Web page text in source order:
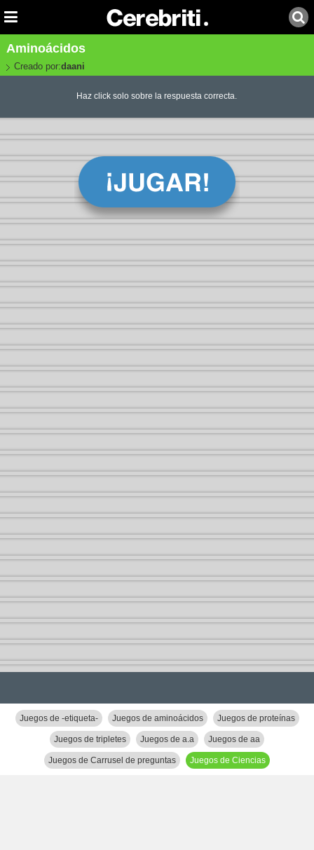
Aminoácidos
Creado por:daani
Haz click solo sobre la respuesta correcta.
Juegos de -etiqueta- Juegos de aminoácidos Juegos de proteínas
Juegos de tripletes Juegos de a.a Juegos de aa
Juegos de Carrusel de preguntas Juegos de Ciencias